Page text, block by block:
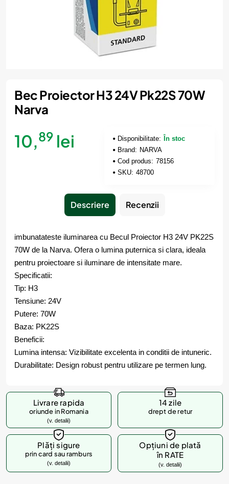
Bec Proiector H3 24V Pk22S 70W
Narva
10,89 lei Disponibilitate:
În stoc
Brand: NARVA
Cod produs: 78156
SKU: 48700
Descriere Recenzii
imbunatateste iluminarea cu Becul Proiector H3 24V PK22S
70W de la Narva. Ofera o lumina puternica si clara, ideala
pentru proiectoare si iluminare de intensitate mare.
Specificatii:
Tip: H3
Tensiune: 24V
Putere: 70W
Baza: PK22S
Beneficii:
Lumina intensa: Vizibilitate excelenta in conditii de intuneric.
Durabilitate: Design robust pentru utilizare pe termen lung.
Livrare rapida
oriunde in Romania
(v. detalii)
14 zile
drept de retur
Plăți sigure
prin card sau ramburs
(v. detalii)
Opțiuni de plată
în RATE
(v. detalii)